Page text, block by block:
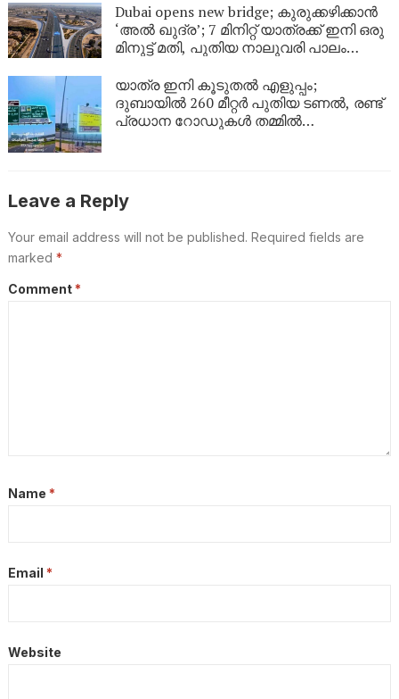
Dubai opens new bridge; കുരുക്കഴിക്കാൻ
‘അൽ ഖുദ്ര’; 7 മിനിറ്റ് യാത്രക്ക് ഇനി ഒരു
മിനുട്ട് മതി, പുതിയ നാലുവരി പാലം
യാത്ര ഇനി കൂടുതൽ എളുപ്പം;
ദുബായിൽ 260 മീറ്റർ പുതിയ ടണൽ, രണ്ട്
പ്രധാന റോഡുകൾ തമ്മിൽ
Leave a Reply
Your email address will not be published. Required fields are
marked *
Comment *
Name *
Email *
Website